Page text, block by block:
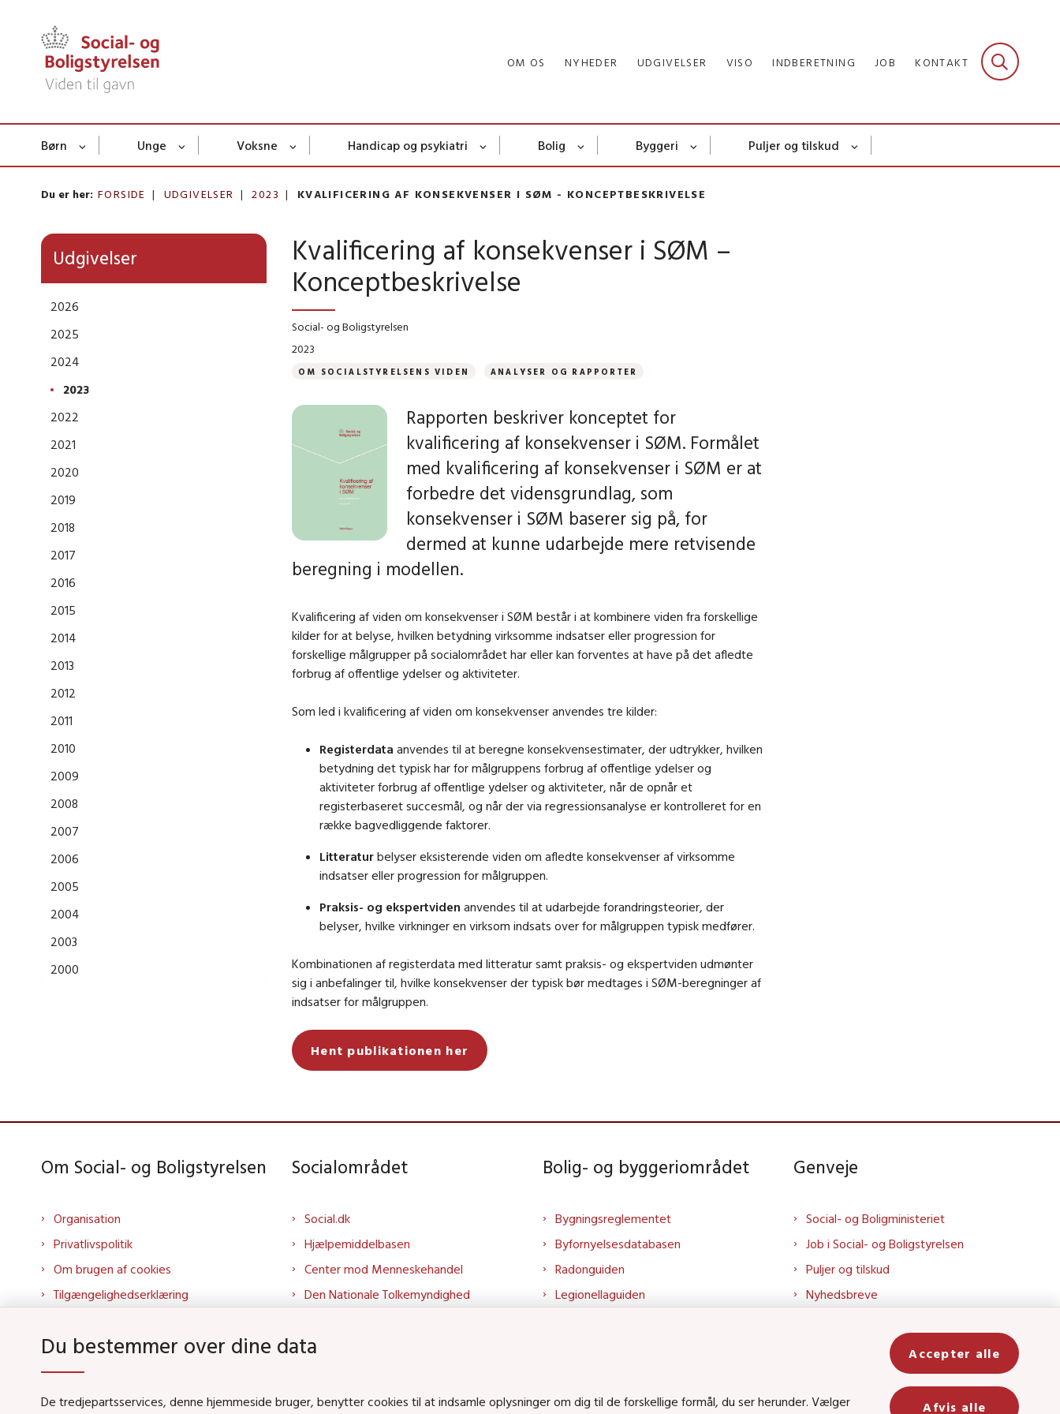
OM OS NYHEDER UDGIVELSER VISO INDBERETNING JOB KONTAKT
Børn Unge Voksne Handicap og psykiatri Bolig Byggeri Puljer og tilskud
Du er her: FORSIDE UDGIVELSER 2023 KVALIFICERING AF KONSEKVENSER I SØM - KONCEPTBESKRIVELSE
Udgivelser
2026
2025
2024
2023
2022
2021
2020
2019
2018
2017
2016
2015
2014
2013
2012
2011
2010
2009
2008
2007
2006
2005
2004
2003
2000
Kvalificering af konsekvenser i SØM –
Konceptbeskrivelse
Social- og Boligstyrelsen
2023
OM SOCIALSTYRELSENS VIDEN ANALYSER OG RAPPORTER
Rapporten beskriver konceptet for
kvalificering af konsekvenser i SØM. Formålet
med kvalificering af konsekvenser i SØM er at
forbedre det vidensgrundlag, som
konsekvenser i SØM baserer sig på, for
dermed at kunne udarbejde mere retvisende
beregning i modellen.
Kvalificering af viden om konsekvenser i SØM består i at kombinere viden fra forskellige
kilder for at belyse, hvilken betydning virksomme indsatser eller progression for
forskellige målgrupper på socialområdet har eller kan forventes at have på det afledte
forbrug af offentlige ydelser og aktiviteter.
Som led i kvalificering af viden om konsekvenser anvendes tre kilder:
Registerdata anvendes til at beregne konsekvensestimater, der udtrykker, hvilken
betydning det typisk har for målgruppens forbrug af offentlige ydelser og
aktiviteter forbrug af offentlige ydelser og aktiviteter, når de opnår et
registerbaseret succesmål, og når der via regressionsanalyse er kontrolleret for en
række bagvedliggende faktorer.
Litteratur belyser eksisterende viden om afledte konsekvenser af virksomme
indsatser eller progression for målgruppen.
Praksis- og ekspertviden anvendes til at udarbejde forandringsteorier, der
belyser, hvilke virkninger en virksom indsats over for målgruppen typisk medfører.
Kombinationen af registerdata med litteratur samt praksis- og ekspertviden udmønter
sig i anbefalinger til, hvilke konsekvenser der typisk bør medtages i SØM-beregninger af
indsatser for målgruppen.
Hent publikationen her
Om Social- og Boligstyrelsen
Organisation
Privatlivspolitik
Om brugen af cookies
Tilgængelighedserklæring
Kontakt os
Whistleblowerordning
About us
Socialområdet
Social.dk
Hjælpemiddelbasen
Center mod Menneskehandel
Den Nationale Tolkemyndighed
Tolkeportalen
Socialområdet på YouTube
Bolig- og byggeriområdet
Bygningsreglementet
Byfornyelsesdatabasen
Radonguiden
Legionellaguiden
Bolig og byggeri på LinkedIn
Genveje
Social- og Boligministeriet
Job i Social- og Boligstyrelsen
Puljer og tilskud
Nyhedsbreve
Social- og Boligstyrelsens nyheder
som RSS feed
Du bestemmer over dine data
De tredjepartsservices, denne hjemmeside bruger, benytter cookies til at indsamle oplysninger om dig til de forskellige formål, du ser herunder. Vælger
Accepter alle
Afvis alle